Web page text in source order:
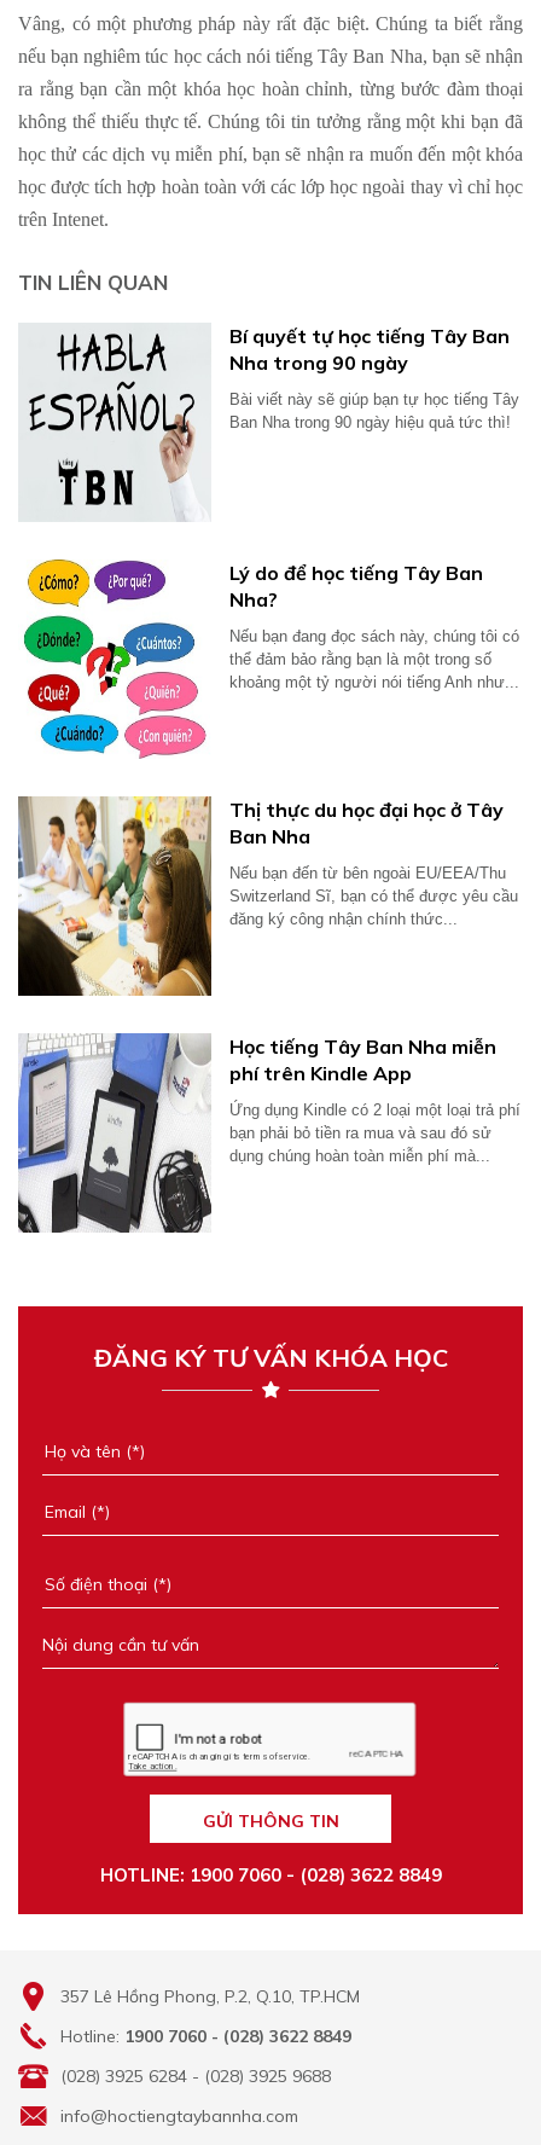
Vâng, có một phương pháp này rất đặc biệt. Chúng ta biết rằng
nếu bạn nghiêm túc học cách nói tiếng Tây Ban Nha, bạn sẽ nhận
ra rằng bạn cần một khóa học hoàn chỉnh, từng bước đàm thoại
không thể thiếu thực tế. Chúng tôi tin tưởng rằng một khi bạn đã
học thử các dịch vụ miễn phí, bạn sẽ nhận ra muốn đến một khóa
học được tích hợp hoàn toàn với các lớp học ngoài thay vì chỉ học
trên Intenet.
TIN LIÊN QUAN
Bí quyết tự học tiếng Tây Ban
Nha trong 90 ngày
Bài viết này sẽ giúp bạn tự học tiếng Tây
Ban Nha trong 90 ngày hiệu quả tức thì!
Lý do để học tiếng Tây Ban
Nha?
Nếu bạn đang đọc sách này, chúng tôi có
thể đảm bảo rằng bạn là một trong số
khoảng một tỷ người nói tiếng Anh như...
Thị thực du học đại học ở Tây
Ban Nha
Nếu bạn đến từ bên ngoài EU/EEA/Thu
Switzerland Sĩ, bạn có thể được yêu cầu
đăng ký công nhận chính thức...
Học tiếng Tây Ban Nha miễn
phí trên Kindle App
Ứng dụng Kindle có 2 loại một loại trả phí
bạn phải bỏ tiền ra mua và sau đó sử
dụng chúng hoàn toàn miễn phí mà...
ĐĂNG KÝ TƯ VẤN KHÓA HỌC
GỬI THÔNG TIN
HOTLINE: 1900 7060 - (028) 3622 8849
357 Lê Hồng Phong, P.2, Q.10, TP.HCM
Hotline: 1900 7060 - (028) 3622 8849
(028) 3925 6284 - (028) 3925 9688
info@hoctiengtaybannha.com